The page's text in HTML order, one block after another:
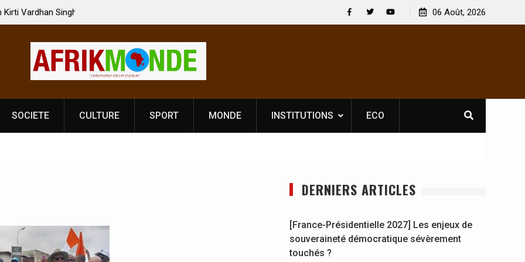
Singh à
de
Côte d’Ivoire, l’opérateur culturel Soldat Jahboy se
prononce
[France-Présidentielle 2027] Les enjeux de
souveraineté démocratique sévèrement touchés ?
06 Août, 2026
SOCIETE CULTURE SPORT MONDE INSTITUTIONS ECO
DERNIERS ARTICLES
[France-Présidentielle 2027] Les enjeux de
souveraineté démocratique sévèrement
touchés ?